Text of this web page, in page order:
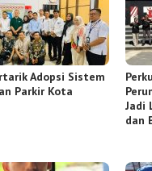
Adopsi Sistem
Parkir Kota
Jadi
dan